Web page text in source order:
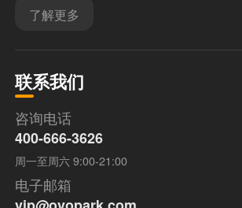
了解更多
联系我们
咨询电话
400-666-3626
周一至周六 9:00-21:00
电子邮箱